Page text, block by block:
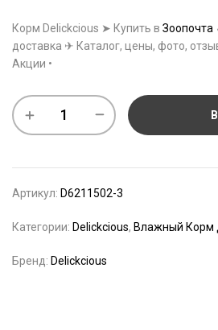
Корм Delickcious ➤ Купить в Зоопочта
доставка ✈ Каталог, цены, фото,
Акции •
Артикул: D6211502-3
Категории: Delickcious, Влажный Корм
Бренд: Delickcious